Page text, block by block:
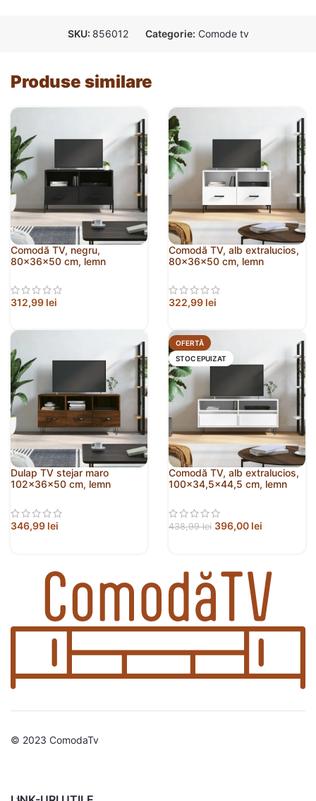
SKU: 856012 Categorie: Comode tv
Produse similare
Comodă TV, negru,
80x36x50 cm, lemn
312,99 lei
Comodă TV, alb extralucios,
80x36x50 cm, lemn
322,99 lei
Dulap TV stejar maro
102x36x50 cm, lemn
346,99 lei
OFERTĂ
STOC EPUIZAT
Comodă TV, alb extralucios,
100×34,5×44,5 cm, lemn
438,99lei 396,00 lei
© 2023 ComodaTv